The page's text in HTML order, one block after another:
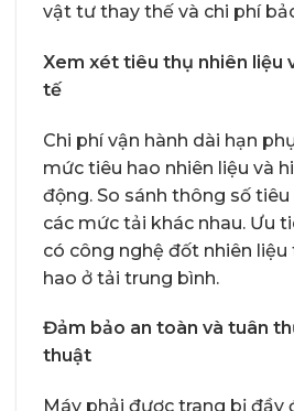
vật tư thay thế và chi phí
Xem xét tiêu thụ nhiên liệu
tế
Chi phí vận hành dài hạn
mức tiêu hao nhiên liệu và
động. So sánh thông số
các mức tải khác nhau. Ưu
có công nghệ đốt nhiên
hao ở tải trung bình.
Đảm bảo an toàn và tuân
thuật
Máy phải được trang bị đầy